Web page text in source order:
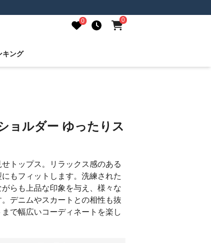
0 0
キング
ョルダー ゆったりス
トップス。リラックス感のある
もフィットします。洗練された
らも上品な印象を与え、様々な
デニムやスカートとの相性も抜
で幅広いコーディネートを楽し